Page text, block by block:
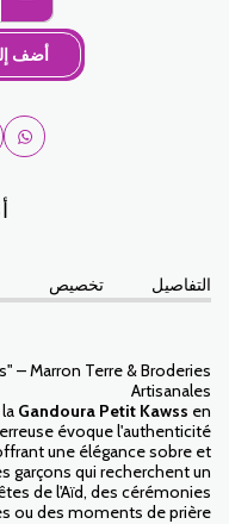
أضف
التفاصيل تخصيص
– Marron Terre & Broderies
Artisanales
Gandoura Petit Kawss en
évoque l'authenticité
une élégance sobre et
garçons qui recherchent un
de l'Aïd, des cérémonies
ou des moments de prière.